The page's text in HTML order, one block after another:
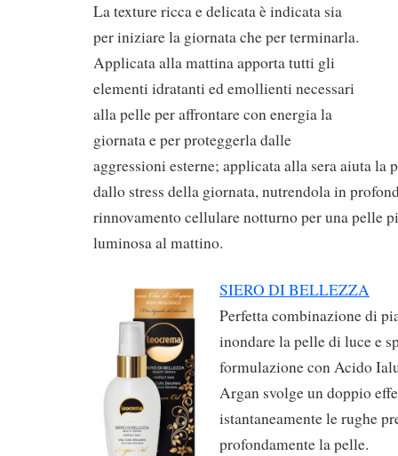
La texture ricca e delicata è indicata sia
per iniziare la giornata che per terminarla.
Applicata alla mattina apporta tutti gli
elementi idratanti ed emollienti necessari
alla pelle per affrontare con energia la
giornata e per proteggerla dalle
aggressioni esterne; applicata alla sera aiuta la
dallo stress della giornata, nutrendola in
rinnovamento cellulare notturno per una pelle
luminosa al mattino.
SIERO DI BELLEZZA
Perfetta combinazione di
inondare la pelle di luce e
formulazione con Acido
Argan svolge un doppio
istantaneamente le rughe
profondamente la pelle.